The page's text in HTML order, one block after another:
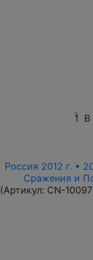
1 В
Россия 2012 г. •
Сражения и
(Артикул: CN-10097